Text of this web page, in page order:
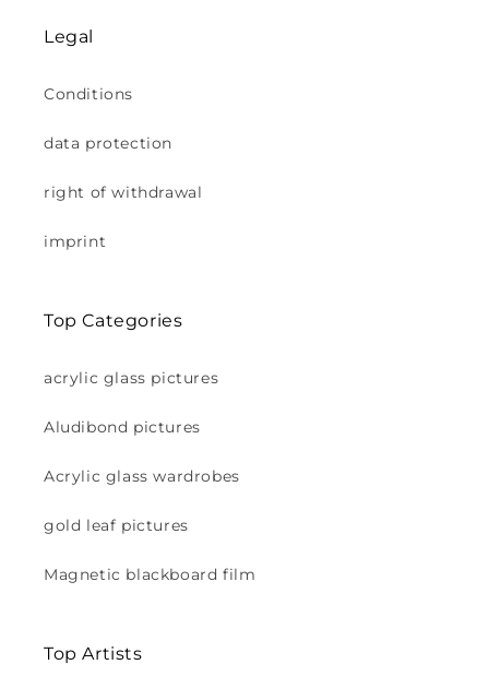
Legal
Conditions
data protection
right of withdrawal
imprint
Top Categories
acrylic glass pictures
Aludibond pictures
Acrylic glass wardrobes
gold leaf pictures
Magnetic blackboard film
Top Artists